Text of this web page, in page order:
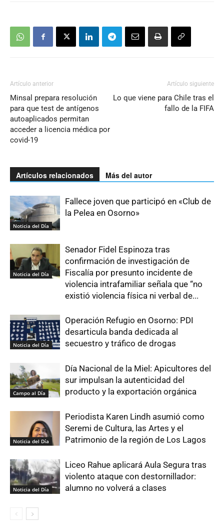
Artículo anterior
Minsal prepara resolución
para que test de antígenos
autoaplicados permitan
acceder a licencia médica por
covid-19
Artículo siguiente
Lo que viene para Chile tras el
fallo de la FIFA
Artículos relacionados Más del autor
Noticia del Día
Fallece joven que participó en «Club de
la Pelea en Osorno»
Noticia del Día
Senador Fidel Espinoza tras
confirmación de investigación de
Fiscalía por presunto incidente de
violencia intrafamiliar señala que “no
existió violencia física ni verbal de...
Noticia del Día
Operación Refugio en Osorno: PDI
desarticula banda dedicada al
secuestro y tráfico de drogas
Campo al Día
Día Nacional de la Miel: Apicultores del
sur impulsan la autenticidad del
producto y la exportación orgánica
Noticia del Día
Periodista Karen Lindh asumió como
Seremi de Cultura, las Artes y el
Patrimonio de la región de Los Lagos
Noticia del Día
Liceo Rahue aplicará Aula Segura tras
violento ataque con destornillador:
alumno no volverá a clases